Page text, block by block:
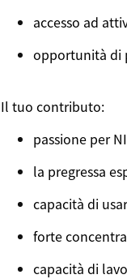
accesso ad
opportunità di
Il tuo contributo:
passione per
la pregressa
capacità di
forte
capacità di